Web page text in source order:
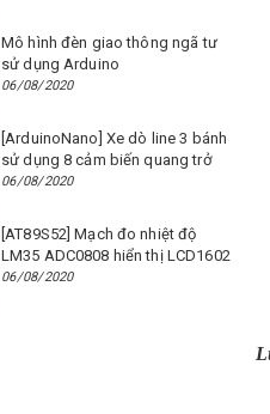
Mô hình đèn giao thông ngã tư
sử dụng Arduino
06/08/2020
[ArduinoNano] Xe dò line 3 bánh
sử dụng 8 cảm biến quang trở
06/08/2020
[AT89S52] Mạch đo nhiệt độ
LM35 ADC0808 hiển thị LCD1602
06/08/2020